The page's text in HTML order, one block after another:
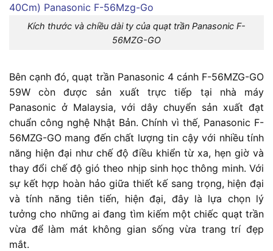
Kích thước và chiều dài ty của quạt trần Panasonic F-
56MZG-GO
Bên cạnh đó, quạt trần Panasonic 4 cánh F-56MZG-GO
59W còn được sản xuất trực tiếp tại nhà máy
Panasonic ở Malaysia, với dây chuyển sản xuất đạt
chuẩn công nghệ Nhật Bản. Chính vì thế, Panasonic F-
56MZG-GO mang đến chất lượng tin cậy với nhiều tính
năng hiện đại như chế độ điều khiển từ xa, hẹn giờ và
thay đổi chế độ gió theo nhịp sinh học thông minh. Với
sự kết hợp hoàn hảo giữa thiết kế sang trọng, hiện đại
và tính năng tiên tiến, hiện đại, đây là lựa chọn lý
tưởng cho những ai đang tìm kiếm một chiếc quạt trần
vừa để làm mát không gian sống vừa trang trí đẹp
mắt.